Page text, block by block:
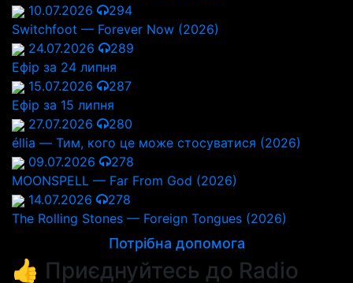
10.07.2026
294
Switchfoot — Forever Now (2026)
24.07.2026
289
Ефір за 24 липня
15.07.2026
287
Ефір за 15 липня
27.07.2026
280
éllia — Тим, кого це може стосуватися (2026)
09.07.2026
278
MOONSPELL — Far From God (2026)
14.07.2026
278
The Rolling Stones — Foreign Tongues (2026)
Потрібна допомога
👍 Приєднуйтесь до Radio